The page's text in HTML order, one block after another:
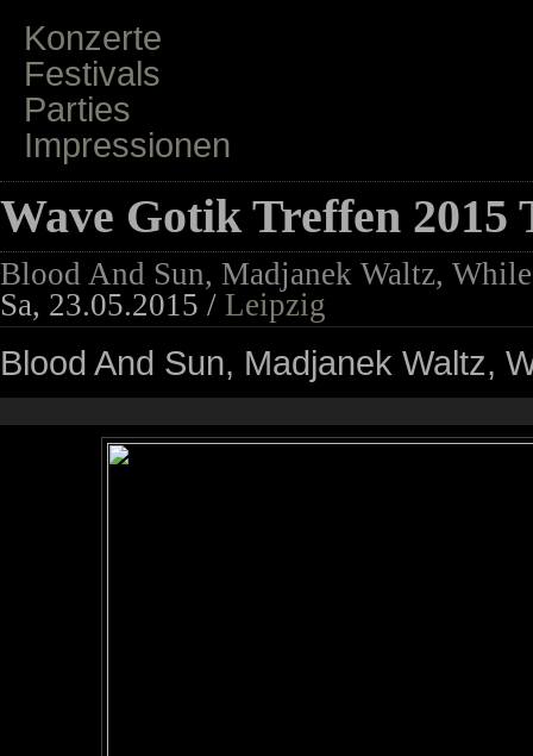
Konzerte
Festivals
Parties
Impressionen
Wave Gotik Treffen 2015
Blood And Sun, Madjanek Waltz,
Sa, 23.05.2015 / Leipzig
Blood And Sun, Madjanek Waltz,